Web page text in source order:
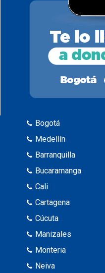
Bogotá
Medellín
Barranquilla
Bucaramanga
Cali
Cartagena
Cúcuta
Manizales
Monteria
Neiva